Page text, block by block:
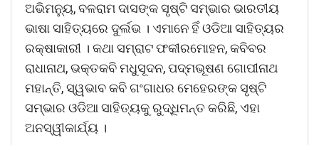
ଅଭିମନୁ୍ୟ, ବଳରାମ ଦାସଙ୍କ ସୃଷ୍ଟି ସମ୍ଭାର ଭାରତୀୟ
ଭାଷା ସାହିତ୍ୟରେ ଦୁର୍ଲଭ । ଏମାନେ ହିଁ ଓଡିଆ ସାହିତ୍ୟର
ରକ୍ଷାକାରୀ । କଥା ସମ୍ରାଟ ଫକୀରମୋହନ, କବିବର
ରାଧାନାଥ, ଭକ୍ତକବି ମଧୁସୂଦନ, ପଦ୍ମଭୂଷଣ ଗୋପୀନାଥ
ମହାନ୍ତି, ସ୍ୱଭାବ କବି ଗଂଗାଧର ମେହେରଙ୍କ ସୃଷ୍ଟି
ସମ୍ଭାର ଓଡିଆ ସାହିତ୍ୟକୁ ରୁଦ୍ଧିମନ୍ତ କରିଛି, ଏହା
ଅନସ୍ୱୀକାର୍ଯ୍ୟ ।